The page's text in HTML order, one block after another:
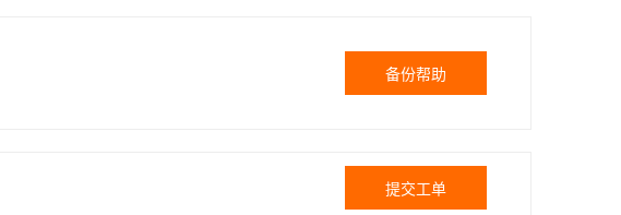
备份帮助
提交工单